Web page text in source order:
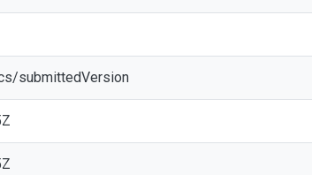
submittedVersion